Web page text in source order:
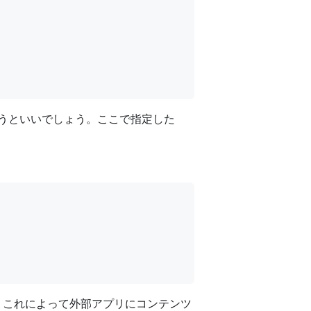
といいでしょう。ここで指定した
れによって外部アプリにコンテンツ